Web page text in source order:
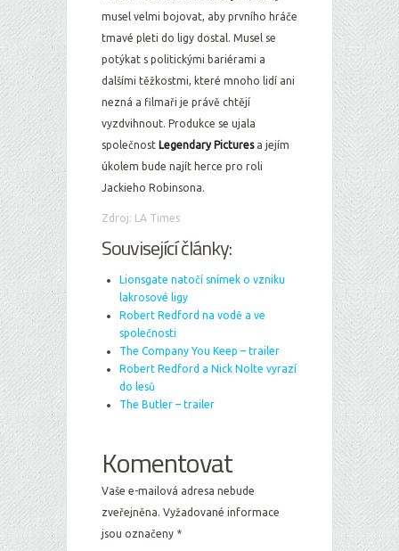
musel velmi bojovat, aby prvního hráče
tmavé pleti do ligy dostal. Musel se
potýkat s politickými bariérami a
dalšími těžkostmi, které mnoho lidí ani
nezná a filmaři je právě chtějí
vyzdvihnout. Produkce se ujala
společnost Legendary Pictures a jejím
úkolem bude najít herce pro roli
Jackieho Robinsona.
Zdroj: LA Times
Související články:
Lionsgate natočí snímek o vzniku
lakrosové ligy
Robert Redford na vodě a ve
společnosti
The Company You Keep – trailer
Robert Redford a Nick Nolte vyrazí
do lesů
The Butler – trailer
Komentovat
Vaše e-mailová adresa nebude
zveřejněna. Vyžadované informace
jsou označeny *